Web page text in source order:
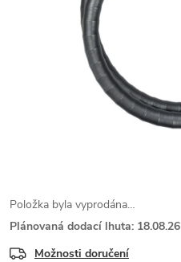
Položka byla vyprodána…
Plánovaná dodací lhuta: 18.08.26
Možnosti doručení